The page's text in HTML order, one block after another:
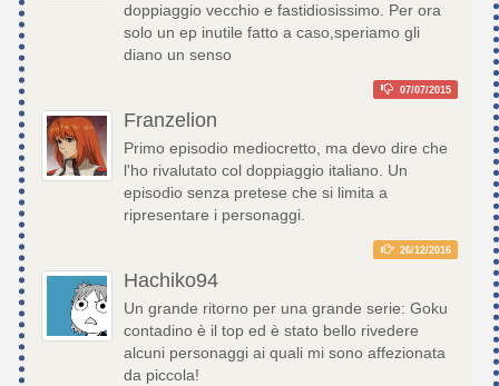
doppiaggio vecchio e fastidiosissimo. Per ora
solo un ep inutile fatto a caso,speriamo gli
diano un senso
07/07/2015
Franzelion
Primo episodio mediocretto, ma devo dire che
l'ho rivalutato col doppiaggio italiano. Un
episodio senza pretese che si limita a
ripresentare i personaggi.
26/12/2016
Hachiko94
Un grande ritorno per una grande serie: Goku
contadino è il top ed è stato bello rivedere
alcuni personaggi ai quali mi sono affezionata
da piccola!